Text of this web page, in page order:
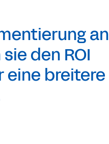
an
den ROI
eine breitere